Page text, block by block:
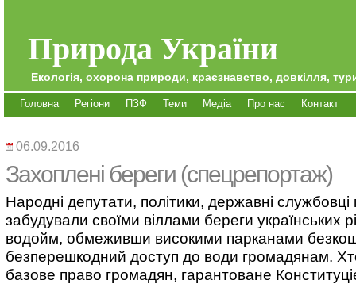
Природа України
Екологія, охорона природи, краєзнавство, довкілля,
Головна Регіони ПЗФ Теми Медіа Про нас Контакт
06.09.2016
Захоплені береги (спецрепортаж)
Народні депутати, політики, державні
забудували своїми віллами береги українських
водойм, обмеживши високими парканами
безперешкодний доступ до води громадянам.
базове право громадян, гарантоване